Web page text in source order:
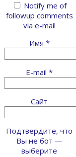
Notify me of
followup comments
via e-mail
Имя *
E-mail *
Сайт
Подтвердите, что
Вы не бот —
выберите